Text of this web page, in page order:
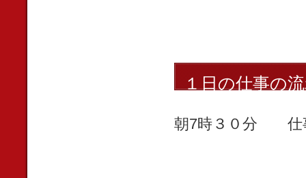
１日の仕事の
朝7時３０分 仕